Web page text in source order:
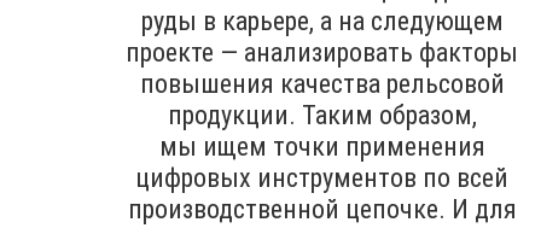
руды в карьере, а на следующем
проекте — анализировать факторы
повышения качества рельсовой
продукции. Таким образом,
мы ищем точки применения
цифровых инструментов по всей
производственной цепочке. И для